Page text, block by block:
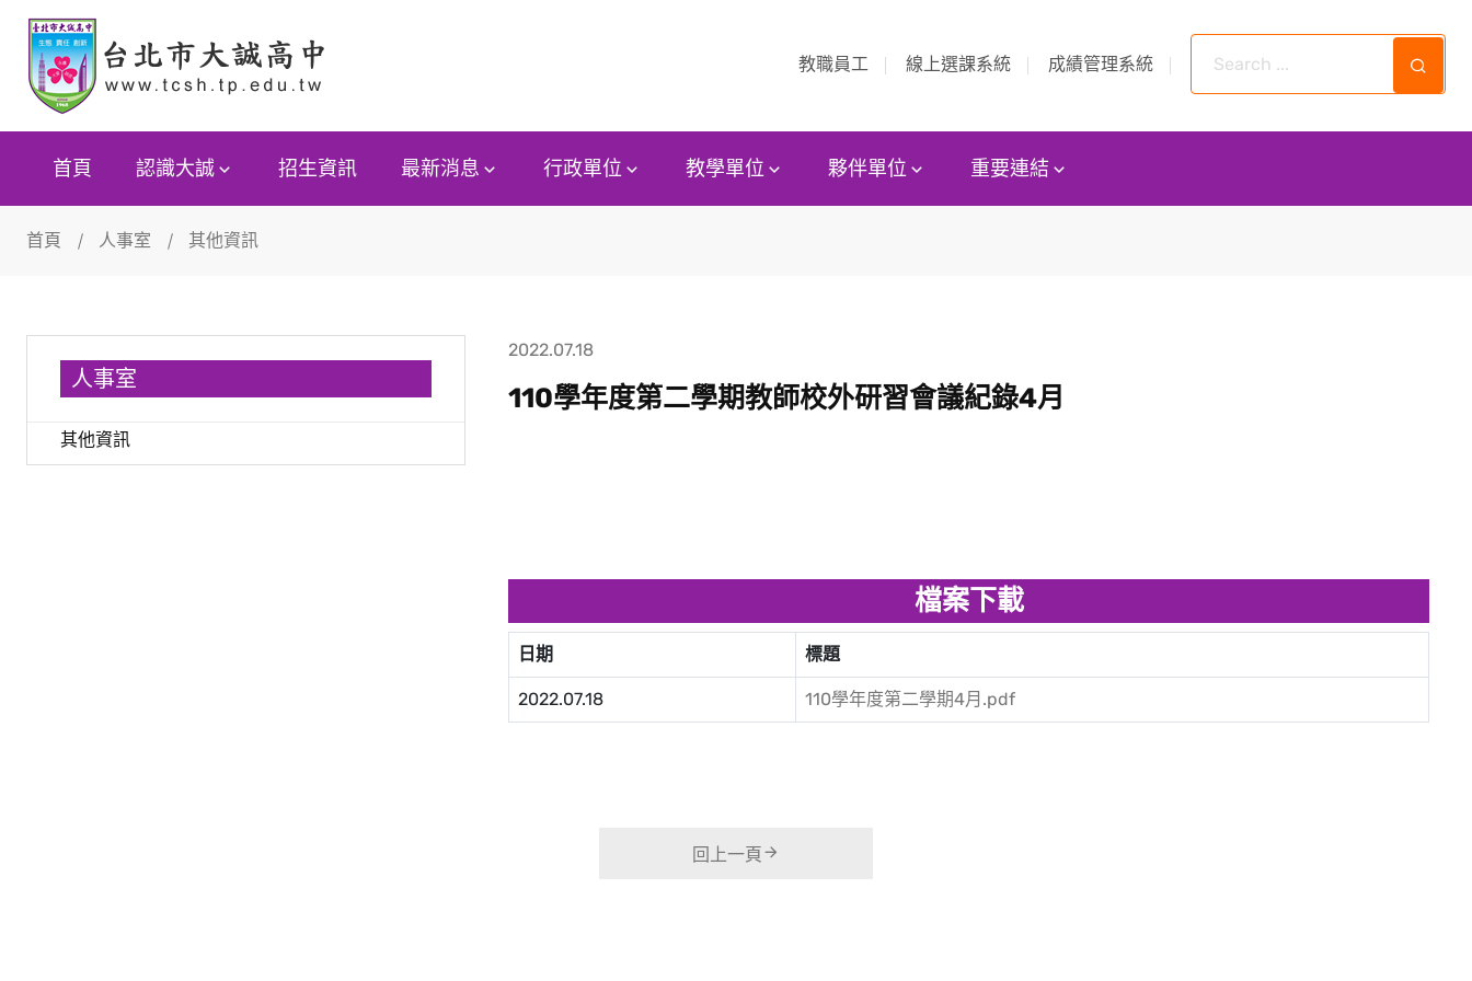
教職員工 線上選課系統 成績管理系統
首頁 認識大誠 招生資訊 最新消息 行政單位 教學單位 夥伴單位 重要連結
首頁 人事室 其他資訊
人事室
其他資訊
2022.07.18
110學年度第二學期教師校外研習會議紀錄4月
檔案下載
日期 標題
2022.07.18 110學年度第二學期4月.pdf
回上一頁